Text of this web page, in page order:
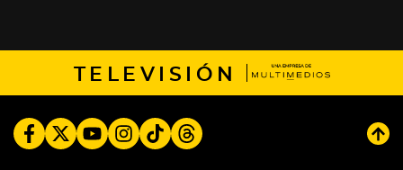
TELEVISIÓN
FacebookTwitterYoutubeInstagram
TikTokThreads